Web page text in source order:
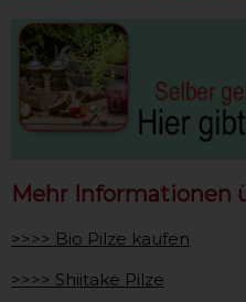
Mehr Informationen
>>>> Bio Pilze kaufen
>>>> Shiitake Pilze